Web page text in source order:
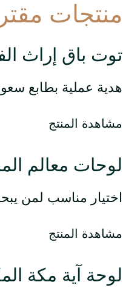
منتجات
توت باق إراث
هدية عملية بطابع
مشاهدة المنتج
لوحات معالم
اختيار مناسب لمن
مشاهدة المنتج
لوحة آية مكة